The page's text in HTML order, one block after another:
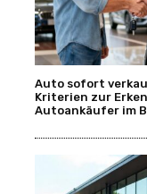
Auto sofort
Kriterien zur
Autoankäufer im